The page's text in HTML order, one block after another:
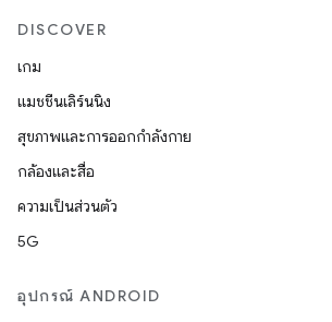
DISCOVER
เกม
แมชชีนเลิร์นนิง
สุขภาพและการออกกำลังกาย
กล้องและสื่อ
ความเป็นส่วนตัว
5G
อุปกรณ์ ANDROID